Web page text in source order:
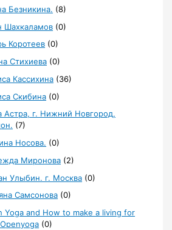
Безникина. (8)
Шахкаламов (0)
Коротеев (0)
Стихиева (0)
Кассихина (36)
Скибина (0)
Астра, г. Нижний Новгород,
(7)
Носова. (0)
Миронова (2)
Улыбин. г. Москва (0)
Самсонова (0)
Yoga and How to make a living for
(0)